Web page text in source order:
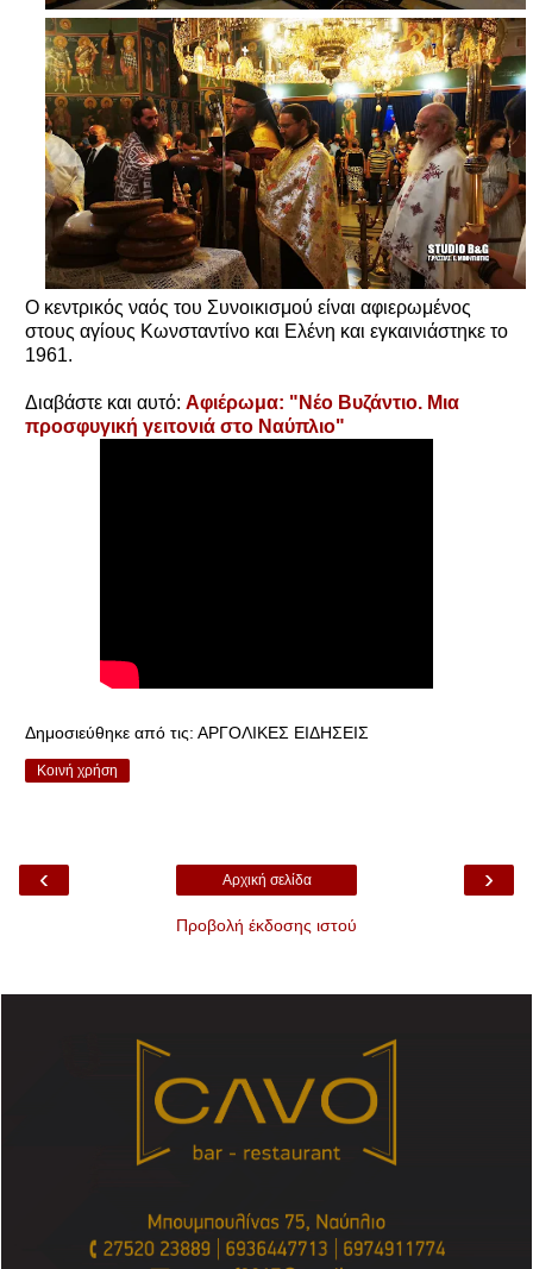
Ο κεντρικός ναός του Συνοικισμού είναι αφιερωμένος
στους αγίους Κωνσταντίνο και Ελένη και εγκαινιάστηκε το
1961.
Διαβάστε και αυτό: Αφιέρωμα: "Νέο Βυζάντιο. Μια
προσφυγική γειτονιά στο Ναύπλιο"
Δημοσιεύθηκε από τις: ΑΡΓΟΛΙΚΕΣ ΕΙΔΗΣΕΙΣ
Κοινή χρήση
‹ ›
Αρχική σελίδα
Προβολή έκδοσης ιστού